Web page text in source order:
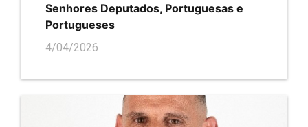
Senhores Deputados, Portuguesas e
Portugueses
4/04/2026